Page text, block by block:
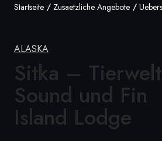
Vereinigtes Königreich
und Nordirland)
USA
Global
Startseite Zusaetzliche Angebote
ALASKA
Sitka –
Sound und Fin
Island Lodge